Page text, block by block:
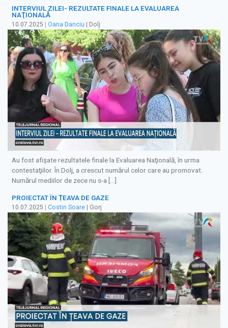
INTERVIUL ZILEI- REZULTATE FINALE LA EVALUAREA
NAŢIONALĂ
10.07.2025 | Oana Danciu | Dolj
Au fost afişate rezultatele finale la Evaluarea Naţională, în urma
contestaţiilor. În Dolj, a crescut numărul celor care au promovat.
Numărul mediilor de zece nu s-a […]
PROIECTAT ÎN ȚEAVA DE GAZE
10.07.2025 Costin Soare | Gorj